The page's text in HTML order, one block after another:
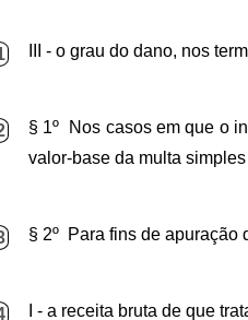
III - o grau do dano, nos
§ 1º
Nos casos em que o
valor-base da multa
§ 2º Para fins de apuração
I - a receita bruta de que